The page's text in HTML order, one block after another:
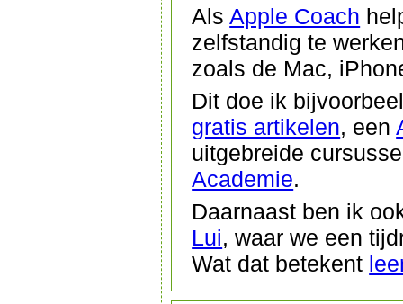
AlsApple Coach
zelfstandig te
zoals de Mac,
Dit doe ik
gratis artikelen, een
uitgebreide
Academie.
Daarnaast ben ik
Lui, waar we een
Wat dat betekent